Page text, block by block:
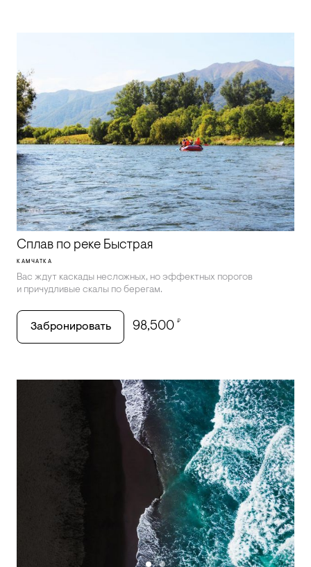
Сплав по реке Быстрая
КАМЧАТКА
Вас ждут каскады несложных, но эффектных порогов
и причудливые скалы по берегам.
Забронировать 98,500 ₽